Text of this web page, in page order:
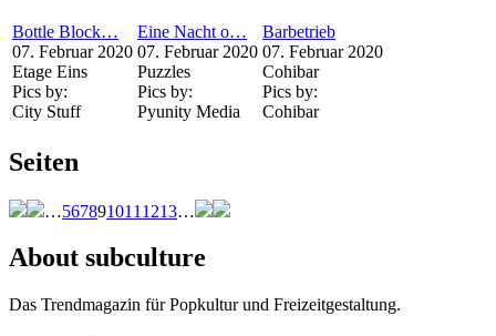
Bottle Block…
07. Februar 2020
Etage Eins
Pics by:
City Stuff
Eine Nacht o…
07. Februar 2020
Puzzles
Pics by:
Pyunity Media
Barbetrieb
07. Februar 2020
Cohibar
Pics by:
Cohibar
Seiten
…567891011 1213…
About subculture
Das Trendmagazin für Popkultur und Freizeitgestaltung.